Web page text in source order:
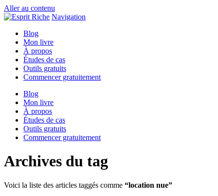
Aller au contenu
Navigation
Blog
Mon livre
À propos
Études de cas
Outils gratuits
Commencer gratuitement
Blog
Mon livre
À propos
Études de cas
Outils gratuits
Commencer gratuitement
Archives du tag
Voici la liste des articles taggés comme “location nue”